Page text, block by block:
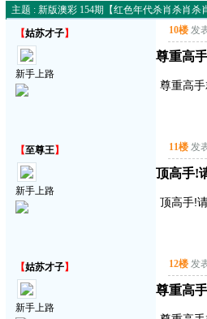
主题 : 新版澳彩 154期【红色年代杀肖杀肖杀
【姑苏才子】
新手上路
10楼 发
尊重高
尊重高
【至尊王】
新手上路
11楼 发
顶高手!
顶高手!
【姑苏才子】
新手上路
12楼 发
尊重高